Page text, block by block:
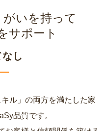
いを持って
サポート
し
ル」の両方を満たした家
品質です。